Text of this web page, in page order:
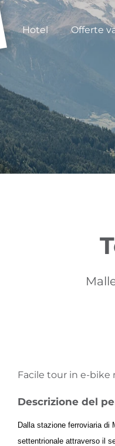
Hotel Offerte
Facile tour in e-bike
Descrizione del
Dalla stazione ferroviaria di
settentrionale attraverso il